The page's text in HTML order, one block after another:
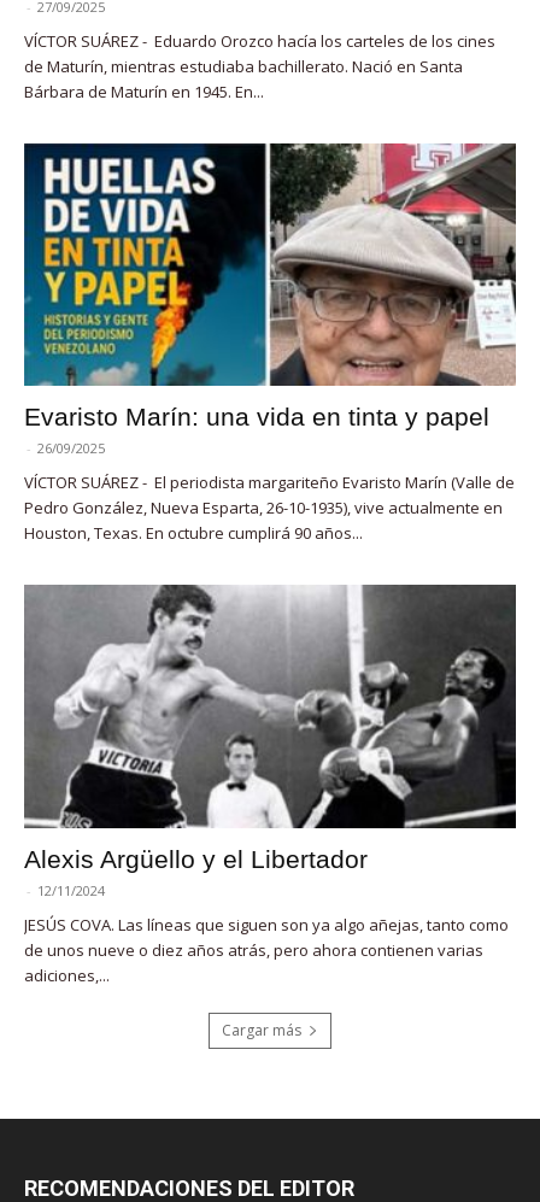
- 27/09/2025
VÍCTOR SUÁREZ - Eduardo Orozco hacía los carteles de los cines
de Maturín, mientras estudiaba bachillerato. Nació en Santa
Bárbara de Maturín en 1945. En...
Evaristo Marín: una vida en tinta y papel
- 26/09/2025
VÍCTOR SUÁREZ - El periodista margariteño Evaristo Marín (Valle de
Pedro González, Nueva Esparta, 26-10-1935), vive actualmente en
Houston, Texas. En octubre cumplirá 90 años...
Alexis Argüello y el Libertador
- 12/11/2024
JESÚS COVA. Las líneas que siguen son ya algo añejas, tanto como
de unos nueve o diez años atrás, pero ahora contienen varias
adiciones,...
Cargar más
RECOMENDACIONES DEL EDITOR